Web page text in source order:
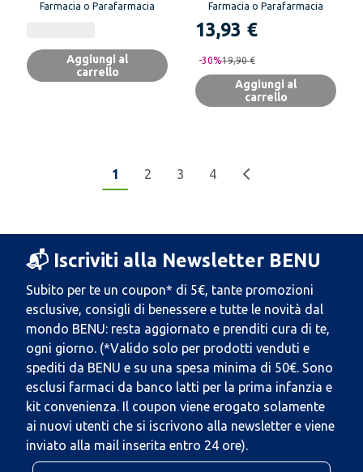
Farmacia o Parafarmacia
Aggiungi al
carrello
Farmacia o Parafarmacia
13,93 €
-30%19,90 €
Aggiungi al
carrello
1 2 3 4
📬 Iscriviti alla Newsletter BENU
Subito per te un coupon* di 5€, tante promozioni
esclusive, consigli di benessere e tutte le novità dal
mondo BENU: resta aggiornato e prenditi cura di te,
ogni giorno. (*Valido solo per prodotti venduti e
spediti da BENU e su una spesa minima di 50€. Sono
esclusi farmaci da banco latti per la prima infanzia e
kit convenienza. Il coupon viene erogato solamente
ai nuovi utenti che si iscrivono alla newsletter e viene
inviato alla mail inserita entro 24 ore).